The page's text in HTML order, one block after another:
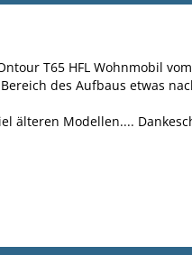
T65 HFL Wohnmobil
des Aufbaus etwas
älteren Modellen....